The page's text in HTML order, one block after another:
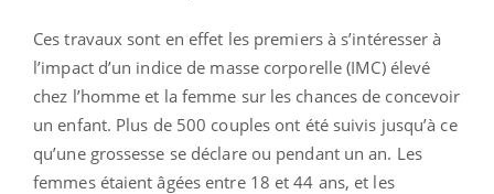
Ces travaux sont en effet les premiers à s’intéresser à
l’impact d’un indice de masse corporelle (IMC) élevé
chez l’homme et la femme sur les chances de concevoir
un enfant. Plus de 500 couples ont été suivis jusqu’à ce
qu’une grossesse se déclare ou pendant un an. Les
femmes étaient âgées entre 18 et 44 ans, et les